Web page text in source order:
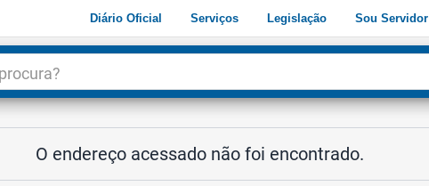
Diário Oficial Serviços Legislação Sou Servidor
O endereço acessado não foi encontrado.